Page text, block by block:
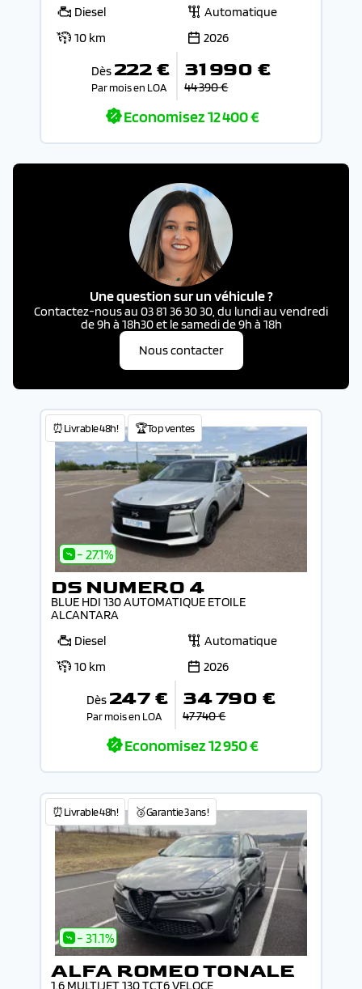
Diesel
Automatique
10 km
2026
Dès 222 €
Par mois en LOA
31 990 €
44 390 €
Economisez12 400 €
Une question sur un véhicule ?
Contactez-nous au 03 81 36 30 30, du lundi au vendredi
de 9h à 18h30 et le samedi de 9h à 18h
Nous contacter
⏰Livrable 48h! 🏆Top ventes
- 27.1%
DS NUMERO 4
BLUE HDI 130 AUTOMATIQUE ETOILE
ALCANTARA
Diesel
Automatique
10 km
2026
Dès 247 €
Par mois en LOA
34 790 €
47 740 €
Economisez12 950 €
⏰Livrable 48h! 🥉Garantie 3 ans !
- 31.1%
ALFA ROMEO TONALE
1.6 MULTIJET 130 TCT6 VELOCE